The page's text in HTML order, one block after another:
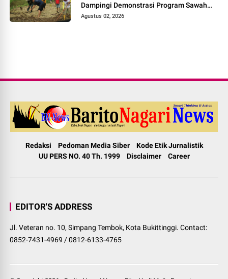
Dampingi Demonstrasi Program Sawah
Pokok Murah di Jorong Bayua
Agustus 02, 2026
Redaksi Pedoman Media Siber
Kode Etik Jurnalistik
UU PERS NO. 40 Th. 1999
Disclaimer Career
EDITOR'S ADDRESS
Jl. Veteran no. 10, Simpang Tembok, Kota Bukittinggi. Contact:
0852-7431-4969 / 0812-6133-4765